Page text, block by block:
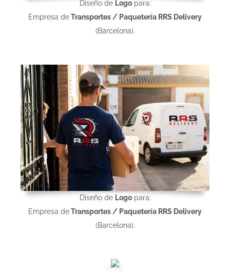
Diseño de Logopara:
Empresa deTransportes / Paquetería RRS Delivery
(Barcelona).
Diseño de Logopara:
Empresa deTransportes / Paquetería RRS Delivery
(Barcelona).